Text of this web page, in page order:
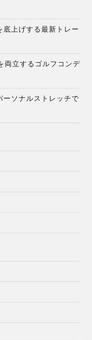
上げする最新トレー
両立するゴルフコンデ
ーソナルストレッチで